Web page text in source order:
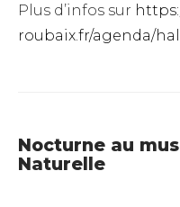
Plus d’infos sur
roubaix.fr/agenda/
Nocturne au
Naturelle